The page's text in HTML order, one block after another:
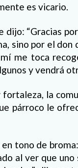
es vicario.
“Gracias
sino por el don
me toca
y vendrá
fortaleza, la
párroco le
tono de
al ver que